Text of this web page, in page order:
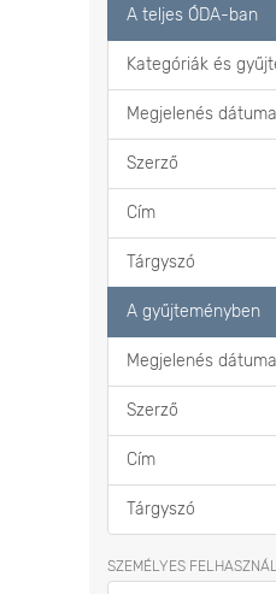
A teljes ÓDA-ban
Kategóriák és
Megjelenés dátuma
Szerző
Cím
Tárgyszó
A gyűjteményben
Megjelenés dátuma
Szerző
Cím
Tárgyszó
SZEMÉLYES